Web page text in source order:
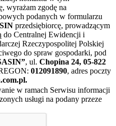
wyrażam zgodę na
podanych w formularzu
przedsiębiorcę, prowadzącym
do Centralnej Ewidencji i
Rzeczypospolitej Polskiej
do spraw gospodarki, pod
, ul. Chopina 24, 05-822
012091890, adres poczty
.
w ramach Serwisu informacji
usługi na podany przeze